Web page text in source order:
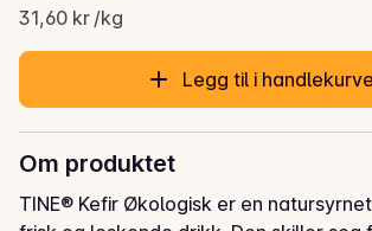
Gjeldende pris er: 31,60 kr
31,60 kr /kg
Legg til i
Om produktet
TINE® Kefir Økologisk er en